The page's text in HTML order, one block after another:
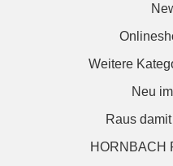
Weitere
Neu
Raus
HORNBACH